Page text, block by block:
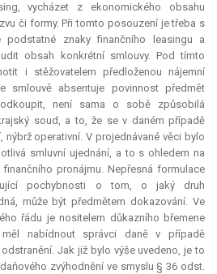
vycházet z ekonomického obsahu
či formy. Při tomto posouzení je třeba s
podstatné znaky finančního leasingu a
obsah konkrétní smlouvy. Pod tímto
i stěžovatelem předloženou nájemní
smlouvě absentuje povinnost předmět
není sama o sobě způsobilá
soud, a to, že se v daném případě
nýbrž operativní. V projednávané věci bylo
smluvní ujednání, a to s ohledem na
pronájmu. Nepřesná formulace
pochybnosti o tom, o jaký druh
může být předmětem dokazování. Ve
řádu je nositelem důkazního břemene
nabídnout správci daně v případě
Jak již bylo výše uvedeno, je to
zvýhodnění ve smyslu § 36 odst.